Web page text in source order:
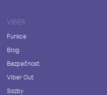
VIBER
Funkce
Blog
Bezpečnost
Viber Out
Sazby